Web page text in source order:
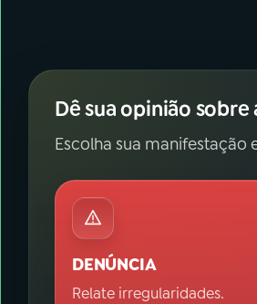
Dê sua opinião
Escolha sua manifestação
DENÚNCIA
Relate irregularidades.